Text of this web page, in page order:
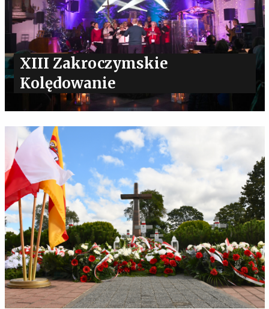
XIII Zakroczymskie
Kolędowanie